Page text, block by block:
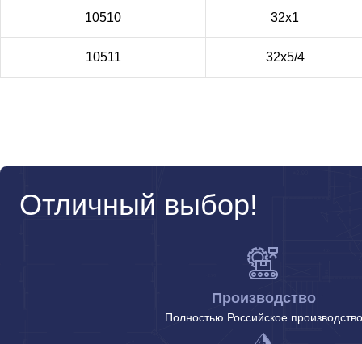
10510 32х1
10511 32х5/4
Отличный выбор!
Производство
Полностью Российское производство